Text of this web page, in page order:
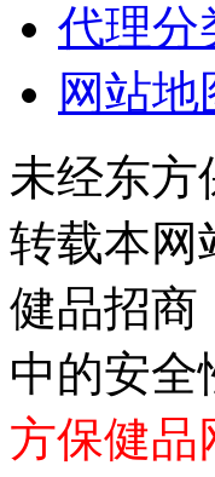
代理分
网站地
未经东方
转载本网
健品招商
中的安全
方保健品